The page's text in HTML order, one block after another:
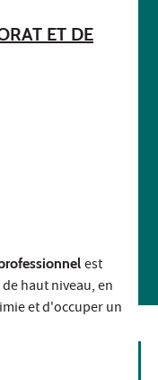
ET DE
est
haut niveau, en
et d'occuper un